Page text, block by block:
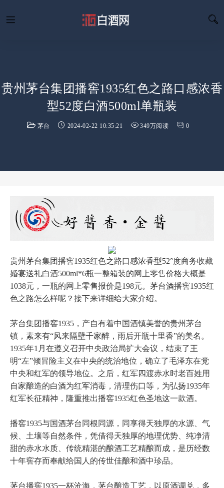
贵州茅台集团播窖1935红色之路口感浓香
型52度白酒500ml单瓶装
茅台 2024-02-22 10:35:21 349万阅读 0
贵州茅台集团播窖1935红色之路口感浓香型52°度商务收藏
婚宴送礼白酒500ml*6瓶一整箱装的网上零售价格大概是
1038元，一瓶的网上零售报价是198元。茅台酒播窖1935红
色之路怎么样呢？接下来详细给大家介绍。
茅台集团播窖1935，产自有着中国酒镇美誉的贵州茅台
镇，素来有“风来隔壁千家醉，雨后开瓶十里香”的美名。
1935年1月在遵义召开中央政治局扩大会议，结束了王
明“左”倾冒险主义在中央的统治地位，确立了毛泽东在党
中央和红军的领导地位。之后，红军四渡赤水时老百姓用
自家酿造的白酒为红军消毒，清理伤口等，为弘扬1935年
红军长征精神，隆重推出播窖1935红色圣地这一款酒。
播窖1935与国酒茅台同根同源，同享得天独厚的水源、气
候、土壤等自然条件，凭借得天独厚的地理优势、纯净清
甜的赤水水质、传统精湛的酿酒工艺精酿而成，是历经数
十年窖存而奉献给国人的传世佳酿和酒中珍品。
茅台播窖1935一杯沧海，茅台酿造工艺，以原酒调兑，多